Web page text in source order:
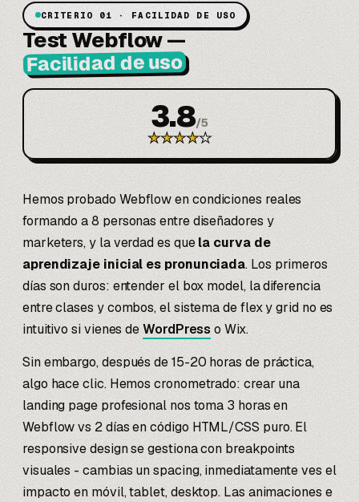
CRITERIO 01 · FACILIDAD DE USO
Test Webflow—
Facilidad de uso
3.8/5
★★★★★
Hemos probado Webflow en condiciones reales
formando a 8 personas entre diseñadores y
marketers, y la verdad es quela curva de
aprendizaje inicial es pronunciada. Los primeros
días son duros: entender el box model, la diferencia
entre clases y combos, el sistema de flex y grid no es
intuitivo si vienes deWordPresso Wix.
Sin embargo, después de 15-20 horas de práctica,
algo hace clic. Hemos cronometrado: crear una
landing page profesional nos toma 3 horas en
Webflow vs 2 días en código HTML/CSS puro. El
responsive design se gestiona con breakpoints
visuales - cambias un spacing, inmediatamente ves el
impacto en móvil, tablet, desktop. Las animaciones e